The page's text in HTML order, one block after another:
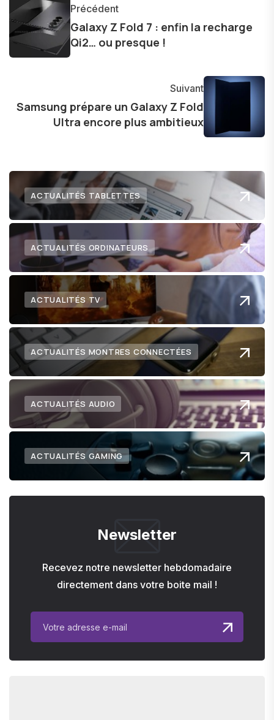
d'une curiosité insatiable, j'aime dévoiler les
dernières tendances et innovations, partageant
avec enthousiasme mes découvertes avec la
l'exploration constante des frontières de la
technologie me permet de présenter aux
lecteurs un aperçu captivant de ce que le futur
Précédent
Galaxy Z Fold 7 : enfin la recharge
Qi2… ou presque !
Suivant
Samsung prépare un Galaxy Z Fold
Ultra encore plus ambitieux
ACTUALITÉS TABLETTES
ACTUALITÉS ORDINATEURS
ACTUALITÉS TV
ACTUALITÉS MONTRES CONNECTÉES
ACTUALITÉS AUDIO
ACTUALITÉS GAMING
Newsletter
Recevez notre newsletter hebdomadaire
directement dans votre boite mail !